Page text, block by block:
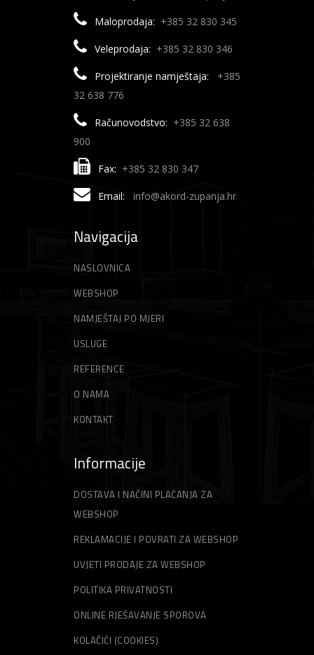
Maloprodaja: +385 32 830 345
Veleprodaja: +385 32 830 346
Projektiranje namještaja:
+385
32 638 776
Računovodstvo: +385 32 638
900
Fax: +385 32 830 347
Email: info@akord-zupanja.hr
Navigacija
NASLOVNICA
WEBSHOP
NAMJEŠTAJ PO MJERI
USLUGE
REFERENCE
O NAMA
KONTAKT
Informacije
DOSTAVA I NAČINI PLAĆANJA ZA
WEBSHOP
REKLAMACIJE I POVRATI ZA WEBSHOP
UVJETI PRODAJE ZA WEBSHOP
POLITIKA PRIVATNOSTI
ONLINE RJEŠAVANJE SPOROVA
KOLAČIĆI (COOKIES)